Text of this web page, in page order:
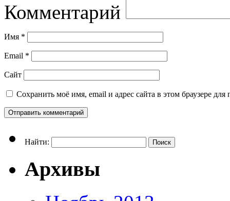
Комментарий
Имя *
Email *
Сайт
Сохранить моё имя, email и адрес сайта в этом браузере
Найти:
Архивы